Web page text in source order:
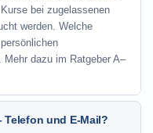
bei zugelassenen
werden. Welche
dazu im Ratgeber A–
Telefon und E-Mail?